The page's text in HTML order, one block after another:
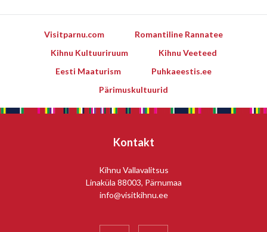
Visitparnu.com
Romantiline Rannatee
Kihnu Kultuuriruum
Kihnu Veeteed
Eesti Maaturism
Puhkaeestis.ee
Pärimuskultuurid
Kontakt
Kihnu Vallavalitsus
Linaküla 88003, Pärnumaa
info@visitkihnu.ee